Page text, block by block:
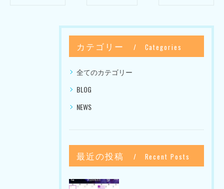
カテゴリー Categories
全てのカテゴリー
BLOG
NEWS
最近の投稿 Recent Posts